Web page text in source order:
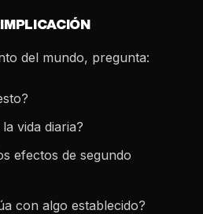
del mundo, pregunta:
vida diaria?
efectos de segundo
con algo establecido?